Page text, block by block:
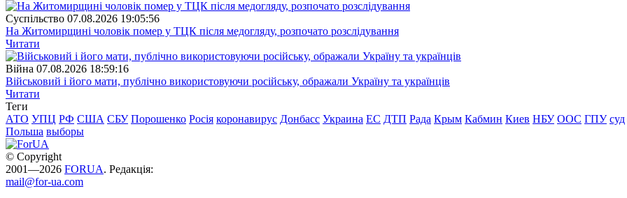
Суспiльство 07.08.2026 19:05:56
На Житомирщині чоловік помер у ТЦК після медогляду, розпочато розслідування
Читати
Війна 07.08.2026 18:59:16
Військовий і його мати, публічно використовуючи російську, ображали Україну та українців
Читати
Теги
АТО УПЦ РФ США СБУ Порошенко Росія коронавирус Донбасс Украина ЕС ДТП Рада Крым Кабмин Киев НБУ ООС ГПУ суд
Польша выборы
© Copyright
2001—2026 FORUA. Редакція:
mail@for-ua.com